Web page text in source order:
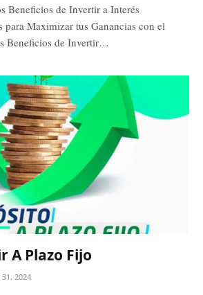
Beneficios de Invertir a Interés
para Maximizar tus Ganancias con el
Beneficios de Invertir…
A Plazo Fijo
2024